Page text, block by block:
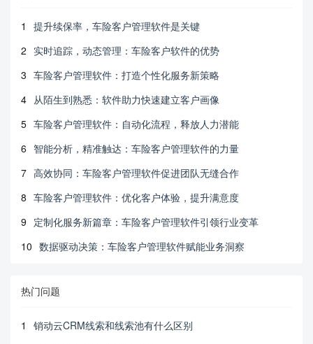
1
提升续保率，车险客户管理软件是关键
2 实时追踪，动态管理：车险客户软件的优势
3 车险客户管理软件：打造个性化服务新策略
4 从陌生到熟悉：软件助力快速建立客户画像
5 车险客户管理软件：自动化流程，释放人力潜能
6 智能分析，精准触达：车险客户管理软件的力量
7 高效协同：车险客户管理软件促进团队无缝合作
8 车险客户管理软件：优化客户体验，提升满意度
9 定制化服务新篇章：车险客户管理软件引领行业变革
10 数据驱动决策：车险客户管理软件赋能业务洞察
热门问题
1
销动云CRM线索和线索池有什么区别